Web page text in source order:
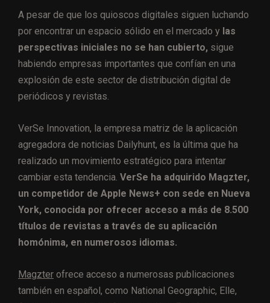
A pesar de que los quioscos digitales siguen luchando
por encontrar un espacio sólido en el mercado y las
perspectivas iniciales no se han cubierto, sigue
habiendo empresas importantes que confían en una
explosión de este sector de distribución digital de
periódicos y revistas.
VerSe Innovation, la empresa matriz de la aplicación
agregadora de noticias Dailyhunt, es la última que ha
realizado un movimiento estratégico para intentar
cambiar esta tendencia. VerSe ha adquirido Magzter,
un competidor de Apple News+ con sede en Nueva
York, conocida por ofrecer acceso a más de 8.500
títulos de revistas a través de su aplicación
homónima, en numerosos idiomas.
Magzter ofrece acceso a numerosas publicaciones
también en español, como National Geographic, Elle,